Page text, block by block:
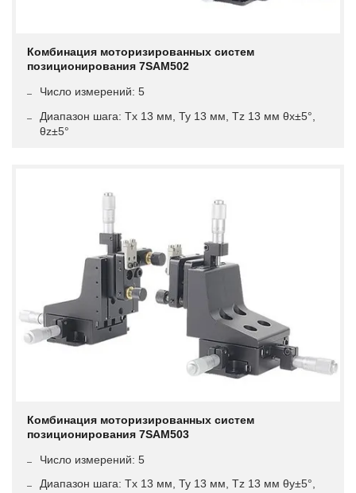
Комбинация моторизированных систем
позиционирования 7SAM502
Число измерений: 5
Диапазон шага: Tx 13 мм, Ty 13 мм, Tz 13 мм θx±5°,
θz±5°
Комбинация моторизированных систем
позиционирования 7SAM503
Число измерений: 5
Диапазон шага: Tx 13 мм, Ty 13 мм, Tz 13 мм θy±5°,